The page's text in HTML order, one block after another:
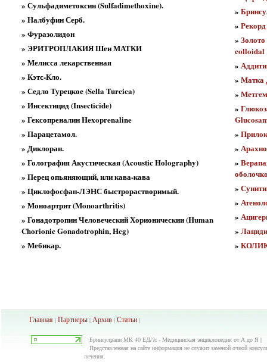
» Сульфадиметоксин (Sulfadimethoxine).
» Налбуфин Серб.
» Фуразолидон
» ЭРИТРОПЛАКИЯ Шеи МАТКИ
» Мелисса лекарственная
» Кэтс-Кло.
» Седло Турецкое (Sella Turcica)
» Инсектицид (Insecticide)
» Гексопреналин Hexoprenaline
» Парацетамол.
» Диклоран.
» Голография Акустическая (Acoustic Holography)
» Перец опьяняющий, или кава-кава
» Циклофосфан-ЛЭНС быстрорастворимый.
» Моноартрит (Monoarthritis)
» Гонадотропин Человеческий Хорионическии (Human
Chorionic Gonadotrophin, Hcg)
» Мебикар.
»
»
»
colloidal
»
» Матка
»
»
»
»
»
»
»
»
»
»
Главная | Партнеры | Архив | Статьи |
Бринсулрапи МК 40 ЕД/?с - Медицинская энциклопедия от А до Я |
Представленная на сайте информация не служит заменой очной
лечения.